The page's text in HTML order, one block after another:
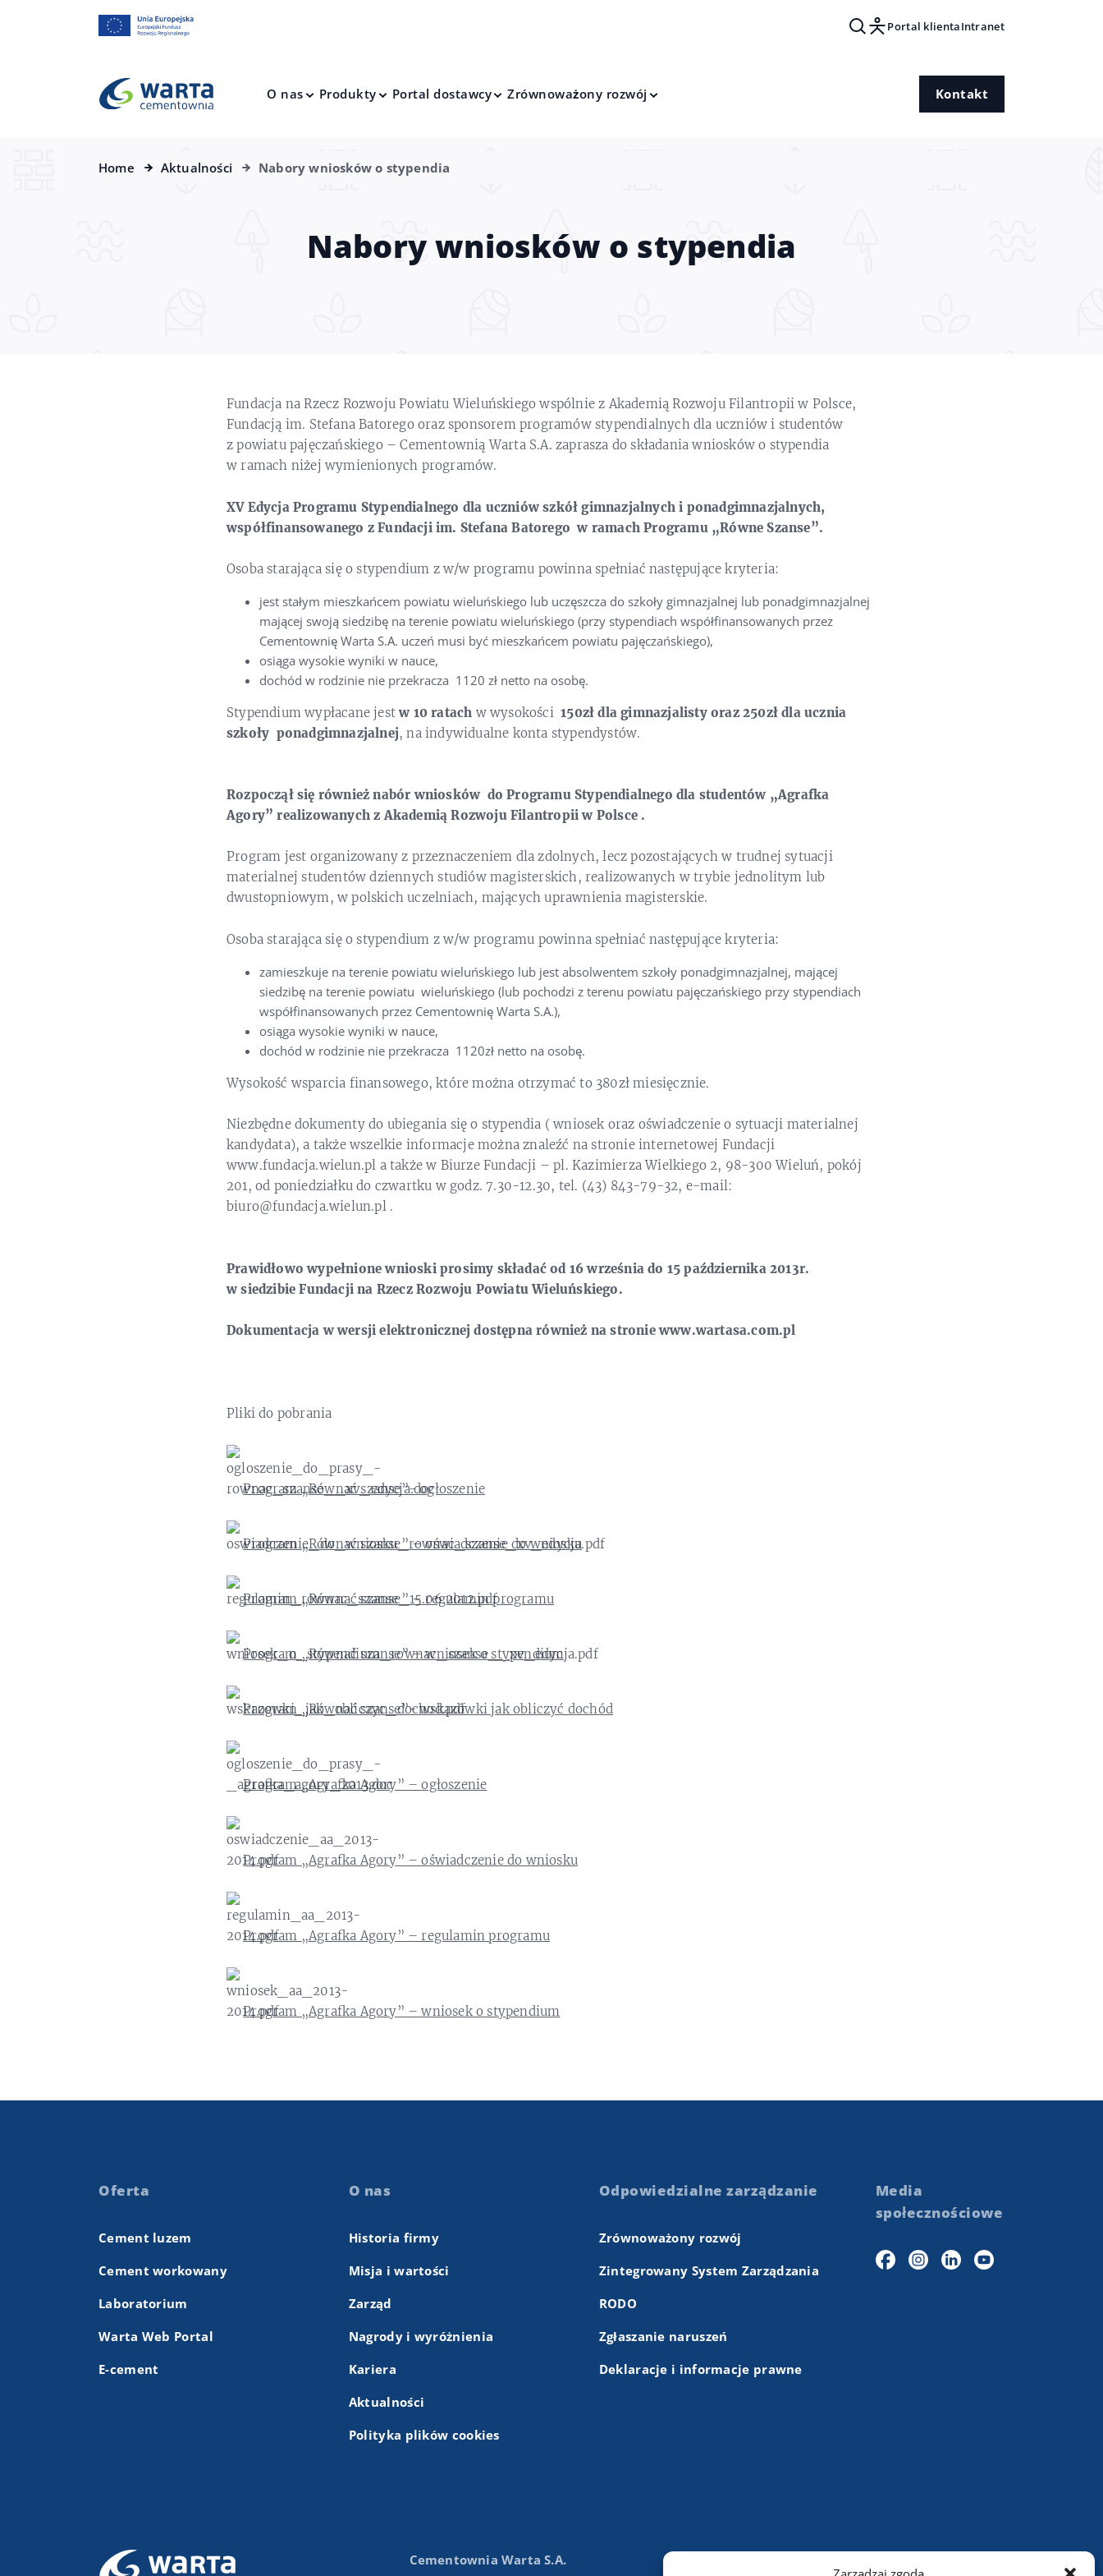
Portal klientaIntranet
O nas Produkty Portal dostawcy Zrównoważony rozwój Kontakt
Home Aktualności Nabory wniosków o stypendia
Nabory wniosków o stypendia
Fundacja na Rzecz Rozwoju Powiatu Wieluńskiego wspólnie z Akademią Rozwoju Filantropii w Polsce,
Fundacją im. Stefana Batorego oraz sponsorem programów stypendialnych dla uczniów i studentów
z powiatu pajęczańskiego – Cementownią Warta S.A. zaprasza do składania wniosków o stypendia
w ramach niżej wymienionych programów.
XV Edycja Programu Stypendialnego dla uczniów szkół gimnazjalnych i ponadgimnazjalnych,
współfinansowanego z Fundacji im. Stefana Batorego w ramach Programu „Równe Szanse”.
Osoba starająca się o stypendium z w/w programu powinna spełniać następujące kryteria:
jest stałym mieszkańcem powiatu wieluńskiego lub uczęszcza do szkoły gimnazjalnej lub ponadgimnazjalnej
mającej swoją siedzibę na terenie powiatu wieluńskiego (przy stypendiach współfinansowanych przez
Cementownię Warta S.A. uczeń musi być mieszkańcem powiatu pajęczańskiego),
osiąga wysokie wyniki w nauce,
dochód w rodzinie nie przekracza 1120 zł netto na osobę.
Stypendium wypłacane jestw 10 ratach w wysokości150zł dla gimnazjalisty oraz 250zł dla ucznia
szkoły ponadgimnazjalnej, na indywidualne konta stypendystów.
Rozpoczął się również nabór wniosków do Programu Stypendialnego dla studentów „Agrafka
Agory” realizowanych z Akademią Rozwoju Filantropii w Polsce .
Program jest organizowany z przeznaczeniem dla zdolnych, lecz pozostających w trudnej sytuacji
materialnej studentów dziennych studiów magisterskich, realizowanych w trybie jednolitym lub
dwustopniowym, w polskich uczelniach, mających uprawnienia magisterskie.
Osoba starająca się o stypendium z w/w programu powinna spełniać następujące kryteria:
zamieszkuje na terenie powiatu wieluńskiego lub jest absolwentem szkoły ponadgimnazjalnej, mającej
siedzibę na terenie powiatu wieluńskiego (lub pochodzi z terenu powiatu pajęczańskiego przy stypendiach
współfinansowanych przez Cementownię Warta S.A.),
osiąga wysokie wyniki w nauce,
dochód w rodzinie nie przekracza 1120zł netto na osobę.
Wysokość wsparcia finansowego, które można otrzymać to 380zł miesięcznie.
Niezbędne dokumenty do ubiegania się o stypendia ( wniosek oraz oświadczenie o sytuacji materialnej
kandydata), a także wszelkie informacje można znaleźć na stronie internetowej Fundacji
www.fundacja.wielun.pl a także w Biurze Fundacji – pl. Kazimierza Wielkiego 2, 98-300 Wieluń, pokój
201, od poniedziałku do czwartku w godz. 7.30-12.30, tel. (43) 843-79-32, e-mail:
biuro@fundacja.wielun.pl .
Prawidłowo wypełnione wnioski prosimy składać od 16 września do 15 października 2013r.
w siedzibie Fundacji na Rzecz Rozwoju Powiatu Wieluńskiego.
Dokumentacja w wersji elektronicznej dostępna również na stronie www.wartasa.com.pl
Pliki do pobrania
Program „Równać szanse”- ogłoszenie
Program „Równać szanse” – oświadczenie do wniosku
Program „Równać szanse” – regulamin programu
Program „Równać szanse” – wniosek o stypendium
Program „Równać szanse”- wskazówki jak obliczyć dochód
Program „Agrafka Agory” – ogłoszenie
Program „Agrafka Agory” – oświadczenie do wniosku
Program „Agrafka Agory” – regulamin programu
Program „Agrafka Agory” – wniosek o stypendium
Oferta
Cement luzem
Cement workowany
Laboratorium
Warta Web Portal
E-cement
O nas
Historia firmy
Misja i wartości
Zarząd
Nagrody i wyróżnienia
Kariera
Aktualności
Polityka plików cookies
Odpowiedzialne zarządzanie
Zrównoważony rozwój
Zintegrowany System Zarządzania
RODO
Zgłaszanie naruszeń
Deklaracje i informacje prawne
Media
społecznościowe
Cementownia Warta S.A.